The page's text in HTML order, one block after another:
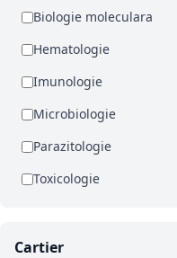
Biologie moleculara
Hematologie
Imunologie
Microbiologie
Parazitologie
Toxicologie
Cartier